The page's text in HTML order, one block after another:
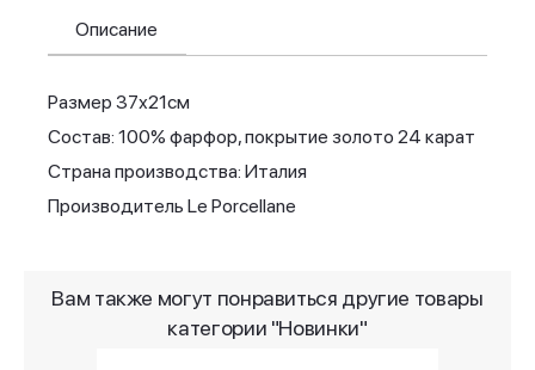
Описание
Размер 37х21см
Состав: 100% фарфор, покрытие золото 24 карат
Страна производства: Италия
Производитель Le Porcellane
Вам также могут понравиться другие товары
категории "Новинки"